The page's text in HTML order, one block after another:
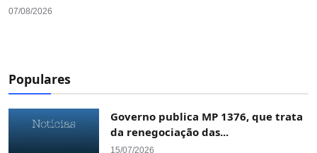
07/08/2026
Populares
Governo publica MP 1376, que trata
da renegociação das...
15/07/2026